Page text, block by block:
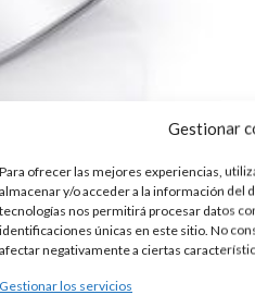
Gestionar
Para ofrecer las mejores experiencias,
almacenar y/o acceder a la información del
tecnologías nos permitirá procesar datos
identificaciones únicas en este sitio. No
afectar negativamente a ciertas
Gestionar los servicios